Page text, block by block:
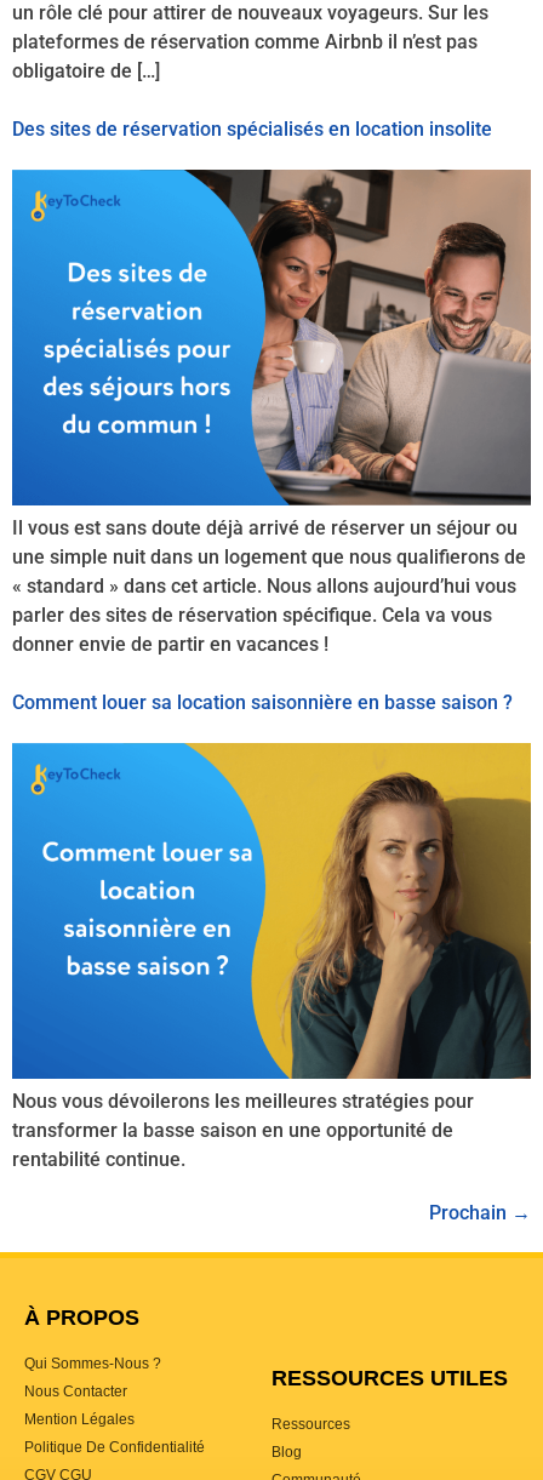
un rôle clé pour attirer de nouveaux voyageurs. Sur les
plateformes de réservation comme Airbnb il n’est pas
obligatoire de […]
Des sites de réservation spécialisés en location insolite
Il vous est sans doute déjà arrivé de réserver un séjour ou
une simple nuit dans un logement que nous qualifierons de
« standard » dans cet article. Nous allons aujourd’hui vous
parler des sites de réservation spécifique. Cela va vous
donner envie de partir en vacances !
Comment louer sa location saisonnière en basse saison ?
Nous vous dévoilerons les meilleures stratégies pour
transformer la basse saison en une opportunité de
rentabilité continue.
Prochain →
À PROPOS
Qui Sommes-Nous ?
Nous Contacter
Mention Légales
Politique De Confidentialité
CGV CGU
RESSOURCES UTILES
Ressources
Blog